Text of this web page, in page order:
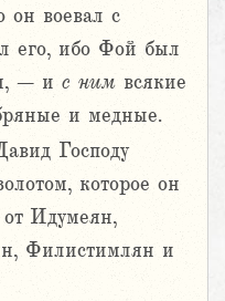
он воевал с
его, ибо Фой был
– и с ним всякие
и медные.
Господу
которое он
от Идумеян,
Филистимлян и